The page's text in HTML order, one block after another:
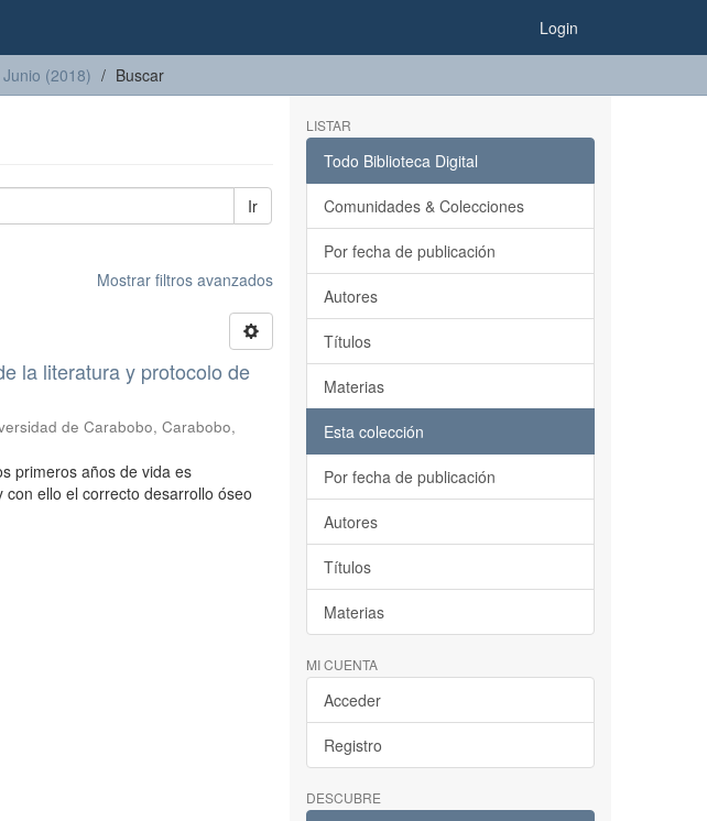
Login
(2018) Buscar
Ir
Mostrar filtros avanzados
la literatura y protocolo de
de Carabobo, Carabobo,
primeros años de vida es
ello el correcto desarrollo óseo
LISTAR
Todo Biblioteca Digital
Comunidades & Colecciones
Por fecha de publicación
Autores
Títulos
Materias
Esta colección
Por fecha de publicación
Autores
Títulos
Materias
MI CUENTA
Acceder
Registro
DESCUBRE